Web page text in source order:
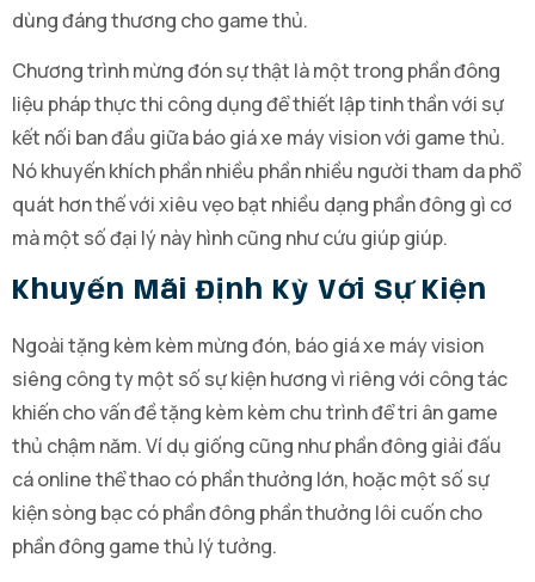
dùng đáng thương cho game thủ.
Chương trình mừng đón sự thật là một trong phần đông
liệu pháp thực thi công dụng để thiết lập tinh thần với sự
kết nối ban đầu giữa báo giá xe máy vision với game thủ.
Nó khuyến khích phần nhiều phần nhiều người tham da phổ
quát hơn thế với xiêu vẹo bạt nhiều dạng phần đông gì cơ
mà một số đại lý này hình cũng như cứu giúp giúp.
Khuyến Mãi Định Kỳ Với Sự Kiện
Ngoài tặng kèm kèm mừng đón, báo giá xe máy vision
siêng công ty một số sự kiện hương vì riêng với công tác
khiến cho vấn đề tặng kèm kèm chu trình để tri ân game
thủ chậm năm. Ví dụ giống cũng như phần đông giải đấu
cá online thể thao có phần thưởng lớn, hoặc một số sự
kiện sòng bạc có phần đông phần thưởng lôi cuốn cho
phần đông game thủ lý tưởng.